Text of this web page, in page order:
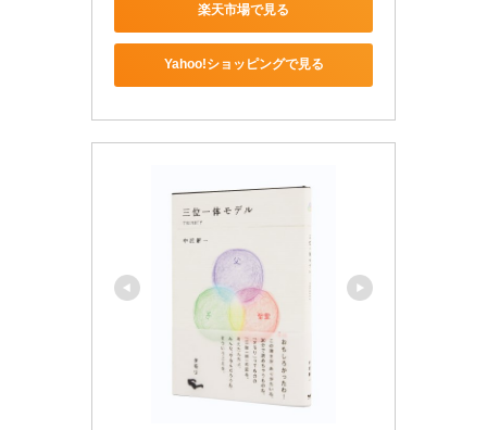
楽天市場で見る
Yahoo!ショッピングで見る